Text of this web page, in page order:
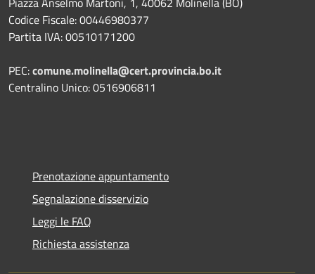
Codice Fiscale: 00446980377
Partita IVA: 00510171200
PEC:comune.molinella@cert.provincia.bo.it
Centralino Unico: 0516906811
Prenotazione appuntamento
Segnalazione disservizio
Leggi le FAQ
Richiesta assistenza